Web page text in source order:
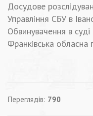
Досудове
Управління СБУ в
Обвинувачення в
Франківська обласна
Переглядів: 790